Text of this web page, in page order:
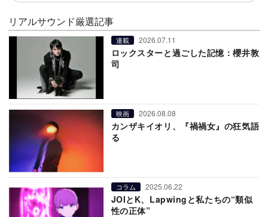
リアルサウンド厳選記事
連載 2026.07.11
ロックスターと過ごした記憶：櫻井敦
司
映画 2026.08.08
カンザキイオリ、『禍禍女』の狂気語
る
コラム 2025.06.22
JOIとK、Lapwingと私たちの“類似
性の正体”